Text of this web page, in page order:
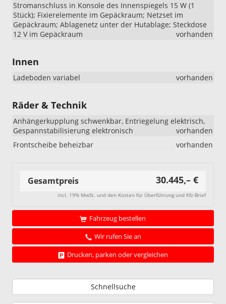
Stromanschluss in Konsole des Innenspiegels 15 W (1
Stück); Fixierelemente im Gepäckraum; Netzset im
Gepäckraum; Ablagenetz unter der Hutablage; Steckdose
12 V im Gepäckraum
vorhanden
Innen
Ladeboden variabel vorhanden
Räder & Technik
Anhängerkupplung schwenkbar, Entriegelung elektrisch,
Gespannstabilisierung elektronisch
vorhanden
Frontscheibe beheizbar
vorhanden
Gesamtpreis 30.445,– €
incl. 19% MwSt. und den Kosten für Überführung und Kfz-Brief
Fahrzeug bestellen
Wir rufen Sie an
Drucken, parken oder vergleichen
Schnellsuche